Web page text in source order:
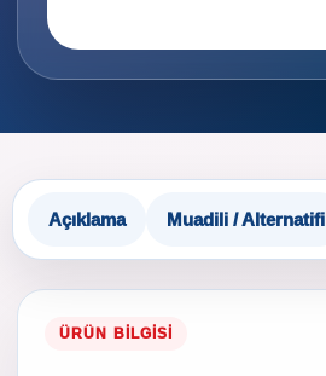
Açıklama Muadili / Alternatifi
ÜRÜN BILGISI